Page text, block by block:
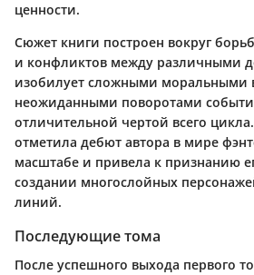
ценности.
Сюжет книги построен вокруг
и конфликтов между различными
изобилует сложными моральными
неожиданными поворотами
отличительной чертой всего цикла.
отметила дебют автора в мире
масштабе и привела к признанию
создании многослойных
линий.
Последующие тома
После успешного выхода первого